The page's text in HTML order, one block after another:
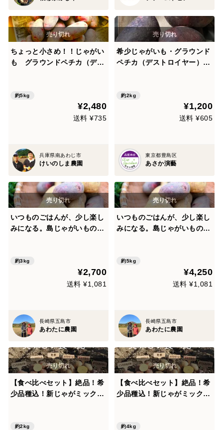
ちょっと小さめ！！じゃがい
も グラウンドペチカ（デス
約5kg
¥2,480
送料 ¥735
兵庫県南あわじ市
けいのしま農園
希少じゃがいも・グラウンド
ペチカ（デストロイヤー）2k
約2kg
¥1,200
送料 ¥605
東京都豊島区
あさか演藝
いつものごはんが、少し楽し
みになる。島じゃがいもの食
約3kg
¥2,700
送料 ¥1,081
長崎県五島市
あわたに農園
いつものごはんが、少し楽し
みになる。島じゃがいもの食
約5kg
¥4,250
送料 ¥1,081
長崎県五島市
あわたに農園
【食べ比べセット】絶品！希
少品種込！新じゃがミック
約2kg
【食べ比べセット】絶品！希
少品種込！新じゃがミック
約4kg